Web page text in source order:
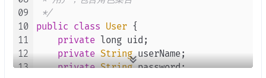
23
24
25
26
27
28
this. roleName
    }
public long getId() {
return id;
09
10
11
12
13
*/
public class User {
private long uid;
private String userName;
private String password;